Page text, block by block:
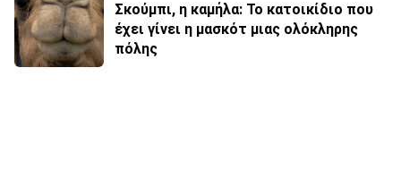
Σκούμπι, η καμήλα: Το κατοικίδιο που
έχει γίνει η μασκότ μιας ολόκληρης
πόλης